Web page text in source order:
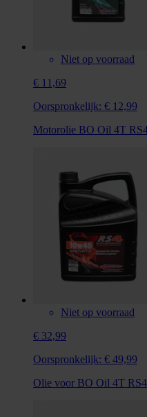
Niet op voorraad
€ 11,69
Oorspronkelijk: € 12,99
Motorolie BO Oil 4T
Niet op voorraad
€ 32,99
Oorspronkelijk: € 49,99
Olie voor BO Oil 4T